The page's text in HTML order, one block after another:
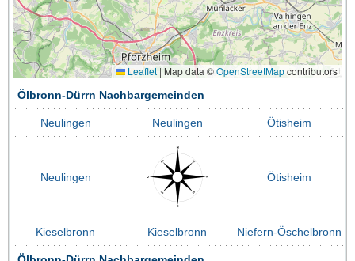
Leaflet | Map data ©OpenStreetMapcontributors
Ölbronn-Dürrn Nachbargemeinden
Neulingen Neulingen Ötisheim
Neulingen Ötisheim
Kieselbronn Kieselbronn Niefern-Öschelbronn